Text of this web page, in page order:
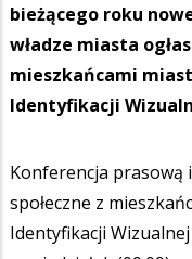
bieżącego roku
władze miasta
mieszkańcami
Identyfikacji
Konferencja prasową
społeczne z
Identyfikacji Wizualnej